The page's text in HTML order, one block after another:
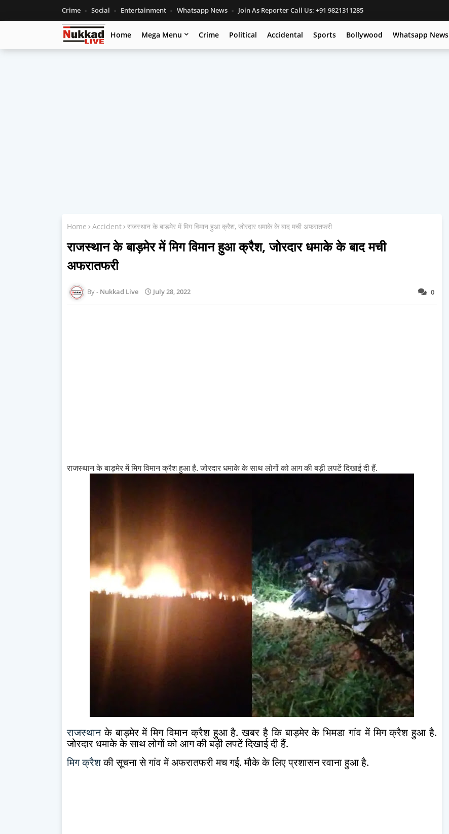
Crime Social Entertainment Whatsapp News Join As Reporter Call Us: +91 9821311285
Home Mega Menu Crime Political Accidental Sports Bollywood Whatsapp News
Home Accident राजस्थान के बाड़मेर में मिग विमान हुआ क्रैश, जोरदार धमाके के बाद मची अफरातफरी
राजस्थान के बाड़मेर में मिग विमान हुआ क्रैश, जोरदार धमाके के बाद मची
अफरातफरी
0
Nukkad Live July 28, 2022
राजस्थान के बाड़मेर में मिग विमान क्रैश हुआ है. जोरदार धमाके के साथ लोगों को आग की बड़ी लपटें दिखाई दी हैं.
राजस्थानके बाड़मेर में मिग विमान क्रैश हुआ है. खबर है कि बाड़मेर के भिमडा गांव में मिग क्रैश हुआ है.
जोरदार धमाके के साथ लोगों को आग की बड़ी लपटें दिखाई दी हैं.
मिग क्रैशकी सूचना से गांव में अफरातफरी मच गई. मौके के लिए प्रशासन रवाना हुआ है.